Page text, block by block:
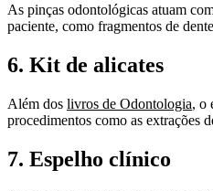
As pinças odontológicas atuam
paciente, como fragmentos de
6. Kit de alicates
Além dos livros de Odontologia, o
procedimentos como as extrações
7. Espelho clínico